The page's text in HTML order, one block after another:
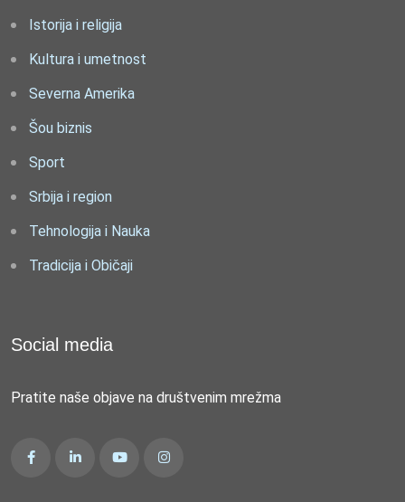
Istorija i religija
Kultura i umetnost
Severna Amerika
Šou biznis
Sport
Srbija i region
Tehnologija i Nauka
Tradicija i Običaji
Social media
Pratite naše objave na društvenim mrežma